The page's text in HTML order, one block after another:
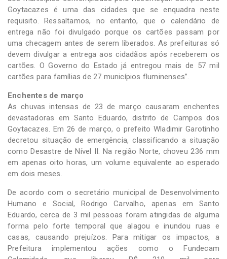
Goytacazes é uma das cidades que se enquadra neste
requisito. Ressaltamos, no entanto, que o calendário de
entrega não foi divulgado porque os cartões passam por
uma checagem antes de serem liberados. As prefeituras só
devem divulgar a entrega aos cidadãos após receberem os
cartões. O Governo do Estado já entregou mais de 57 mil
cartões para famílias de 27 municípios fluminenses”.
Enchentes de março
As chuvas intensas de 23 de março causaram enchentes
devastadoras em Santo Eduardo, distrito de Campos dos
Goytacazes. Em 26 de março, o prefeito Wladimir Garotinho
decretou situação de emergência, classificando a situação
como Desastre de Nível II. Na região Norte, choveu 236 mm
em apenas oito horas, um volume equivalente ao esperado
em dois meses.
De acordo com o secretário municipal de Desenvolvimento
Humano e Social, Rodrigo Carvalho, apenas em Santo
Eduardo, cerca de 3 mil pessoas foram atingidas de alguma
forma pelo forte temporal que alagou e inundou ruas e
casas, causando prejuízos. Para mitigar os impactos, a
Prefeitura implementou ações como o Fundecam